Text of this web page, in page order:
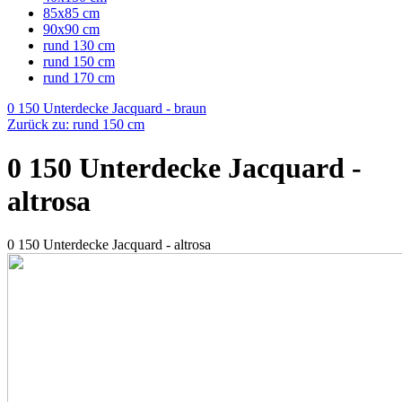
85x85 cm
90x90 cm
rund 130 cm
rund 150 cm
rund 170 cm
0 150 Unterdecke Jacquard - braun
Zurück zu: rund 150 cm
0 150 Unterdecke Jacquard -
altrosa
0 150 Unterdecke Jacquard - altrosa